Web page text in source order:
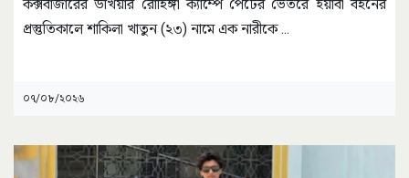
কক্সবাজারের উখিয়ার রোহিঙ্গা ক্যাম্পে পেটের ভেতরে ইয়াবা বহনের
প্রস্তুতিকালে শাকিলা খাতুন (২৩) নামে এক নারীকে...
০৭/০৮/২০২৬